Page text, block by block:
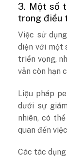
3. Một số
trong điều
Việc sử
diện với một
triển vọng,
vẫn còn hạn
Liệu pháp
dưới sự
nhiên, có
quan đến
Các tác